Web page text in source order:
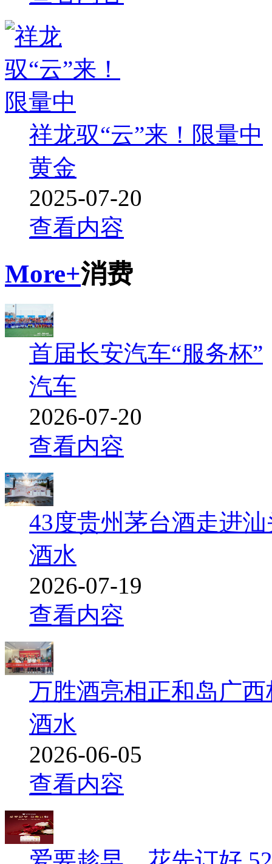
祥龙驭“云”来！限量中
黄金
2025-07-20
查看内容
More+消费
首届长安汽车“服务杯”
汽车
2026-07-20
查看内容
43度贵州茅台酒走进
酒水
2026-07-19
查看内容
万胜酒亮相正和岛广西
酒水
2026-06-05
查看内容